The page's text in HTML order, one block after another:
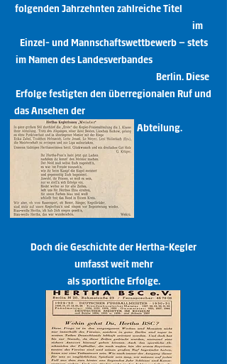
folgenden Jahrzehnten zahlreiche Titel
im
Einzel- und Mannschaftswettbewerb – stets
im Namen des Landesverbandes
Berlin. Diese
Erfolge festigten den überregionalen Ruf und
das Ansehen der
Abteilung.
Doch die Geschichte der Hertha-Kegler
umfasst weit mehr
als sportliche Erfolge.